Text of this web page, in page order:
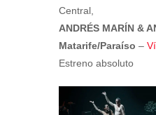
Central,
ANDRÉS MARÍN &
Matarife/Paraíso –
Estreno absoluto